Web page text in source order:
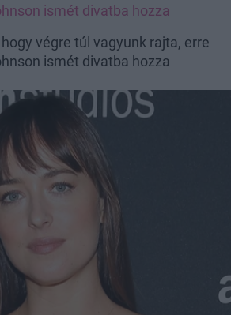
ismét divatba hozza
végre túl vagyunk rajta, erre
ismét divatba hozza